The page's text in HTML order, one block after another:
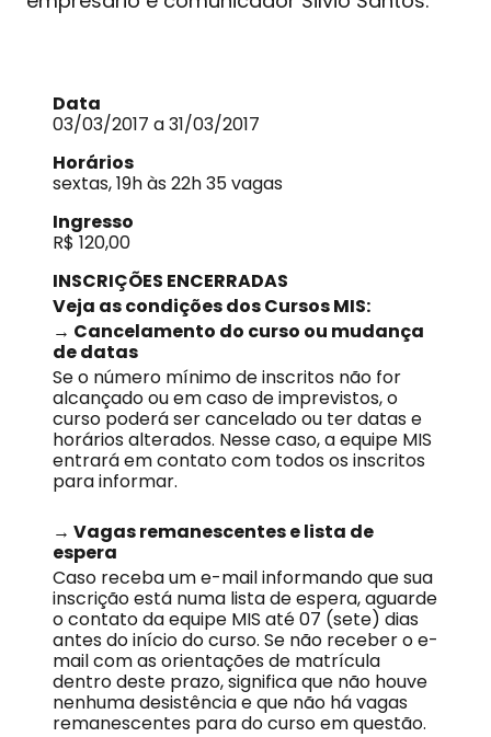
Data
03/03/2017 a 31/03/2017
Horários
sextas, 19h às 22h 35 vagas
Ingresso
R$ 120,00
INSCRIÇÕES ENCERRADAS
Veja as condições dos Cursos MIS:
→ Cancelamento do curso ou mudança
de datas
Se o número mínimo de inscritos não for
alcançado ou em caso de imprevistos, o
curso poderá ser cancelado ou ter datas e
horários alterados. Nesse caso, a equipe MIS
entrará em contato com todos os inscritos
para informar.
→ Vagas remanescentes e lista de
espera
Caso receba um e-mail informando que sua
inscrição está numa lista de espera, aguarde
o contato da equipe MIS até 07 (sete) dias
antes do início do curso. Se não receber o e-
mail com as orientações de matrícula
dentro deste prazo, significa que não houve
nenhuma desistência e que não há vagas
remanescentes para do curso em questão.